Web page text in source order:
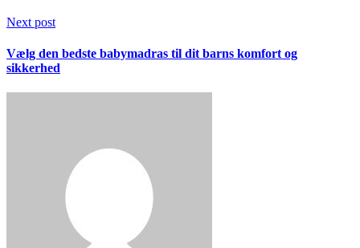
Next post
Vælg den bedste babymadras til dit barns komfort og
sikkerhed